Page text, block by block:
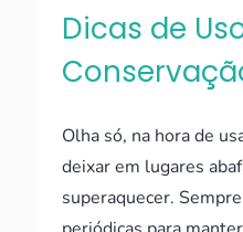
Dicas de
Olha só, na hora de
deixar em lugares
superaquecer.